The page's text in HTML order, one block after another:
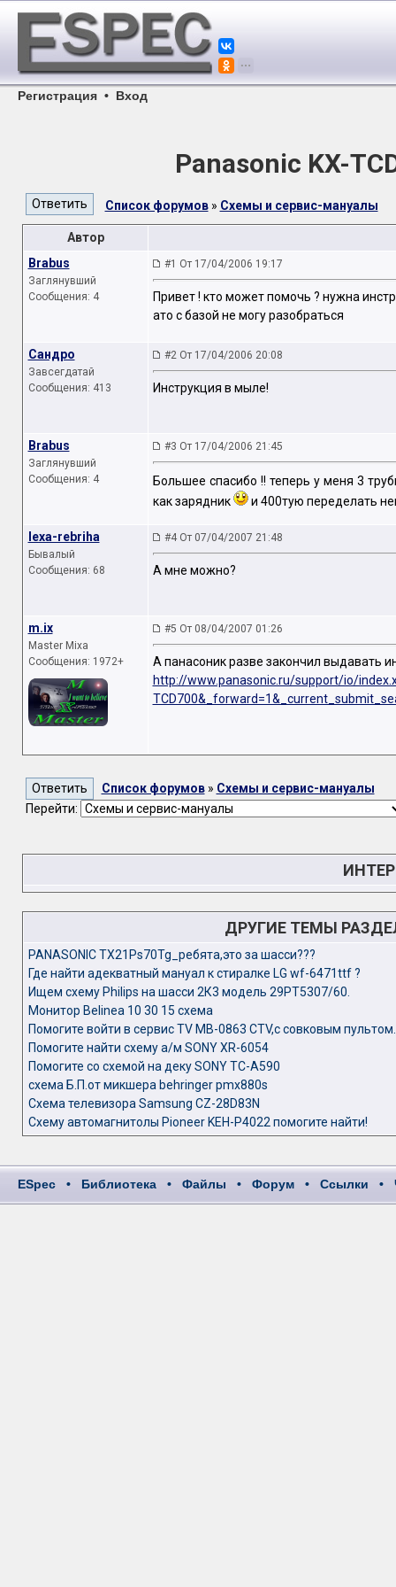
Регистрация • Вход
Panasonic KX-
Список форумов» Схемы и сервис-мануалы
Автор
Brabus
Заглянувший
Сообщения: 4
#1 От 17/04/2006 19:17
Привет ! кто может помочь ? нужна
ато с базой не могу разобраться
Сандро
Завсегдатай
Сообщения: 413
#2 От 17/04/2006 20:08
Инструкция в мыле!
Brabus
Заглянувший
Сообщения: 4
#3 От 17/04/2006 21:45
Большее спасибо !! теперь у меня 3
как зарядник
и 400тую переделать
lexa-rebriha
Бывалый
Сообщения: 68
#4 От 07/04/2007 21:48
А мне можно?
m.ix
Master Mixa
Сообщения: 1972+
#5 От 08/04/2007 01:26
А панасоник разве закончил выдавать
http://www.panasonic.ru/support/io/
Список форумов» Схемы и сервис-мануалы
Перейти:
ДРУГИЕ ТЕМЫ
PANASONIC TX21Ps70Tg_ребята,это за шасси???
Где найти адекватный мануал к стиралке LG wf-6471ttf ?
Ищем схему Philips на шасси 2К3 модель 29PT5307/60.
Монитор Belinea 10 30 15 схема
Помогите войти в сервис TV МВ-0863 CTV,с совковым пультом.
Помогите найти схему а/м SONY XR-6054
Помогите со схемой на деку SONY TC-A590
схема Б.П.от микшера behringer pmx880s
Схема телевизора Samsung CZ-28D83N
Схему автомагнитолы Pioneer KEH-P4022 помогите найти!
ESpec • Библиотека • Файлы • Форум • Ссылки •